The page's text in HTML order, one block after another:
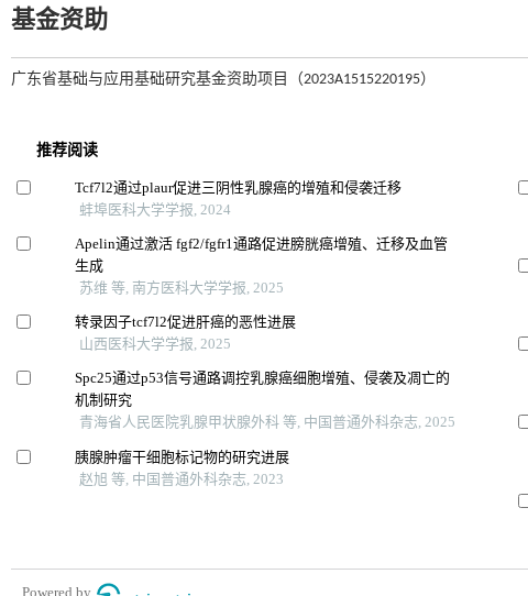
基金资助
广东省基础与应用基础研究基金资助项目（2023A1515220195）